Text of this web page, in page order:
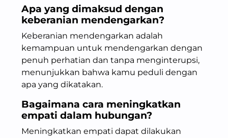
Apa yang dimaksud dengan
keberanian mendengarkan?
Keberanian mendengarkan adalah
kemampuan untuk mendengarkan dengan
penuh perhatian dan tanpa menginterupsi,
menunjukkan bahwa kamu peduli dengan
apa yang dikatakan.
Bagaimana cara meningkatkan
empati dalam hubungan?
Meningkatkan empati dapat dilakukan